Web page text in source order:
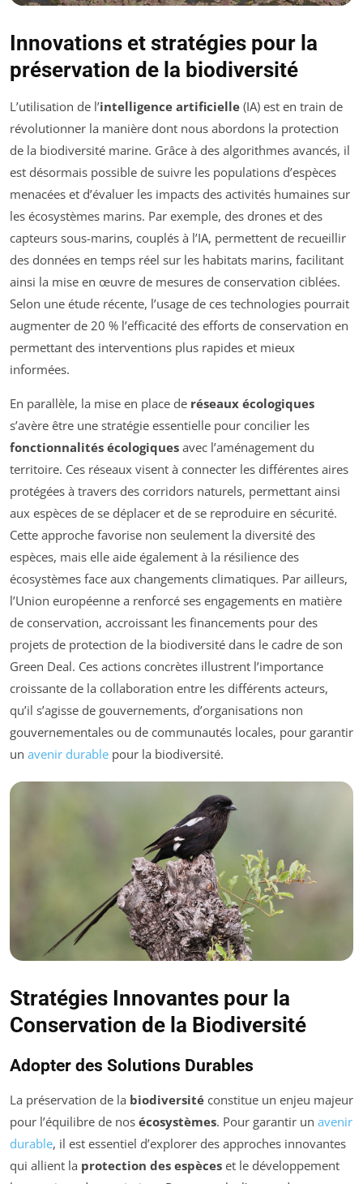
Innovations et stratégies pour la
préservation de la biodiversité
L’utilisation de l’intelligence artificielle (IA) est en train de
révolutionner la manière dont nous abordons la protection
de la biodiversité marine. Grâce à des algorithmes avancés, il
est désormais possible de suivre les populations d’espèces
menacées et d’évaluer les impacts des activités humaines sur
les écosystèmes marins. Par exemple, des drones et des
capteurs sous-marins, couplés à l’IA, permettent de recueillir
des données en temps réel sur les habitats marins, facilitant
ainsi la mise en œuvre de mesures de conservation ciblées.
Selon une étude récente, l’usage de ces technologies pourrait
augmenter de 20 % l’efficacité des efforts de conservation en
permettant des interventions plus rapides et mieux
informées.
En parallèle, la mise en place de réseaux écologiques
s’avère être une stratégie essentielle pour concilier les
fonctionnalités écologiques avec l’aménagement du
territoire. Ces réseaux visent à connecter les différentes aires
protégées à travers des corridors naturels, permettant ainsi
aux espèces de se déplacer et de se reproduire en sécurité.
Cette approche favorise non seulement la diversité des
espèces, mais elle aide également à la résilience des
écosystèmes face aux changements climatiques. Par ailleurs,
l’Union européenne a renforcé ses engagements en matière
de conservation, accroissant les financements pour des
projets de protection de la biodiversité dans le cadre de son
Green Deal. Ces actions concrètes illustrent l’importance
croissante de la collaboration entre les différents acteurs,
qu’il s’agisse de gouvernements, d’organisations non
gouvernementales ou de communautés locales, pour garantir
un avenir durable pour la biodiversité.
Stratégies Innovantes pour la
Conservation de la Biodiversité
Adopter des Solutions Durables
La préservation de la biodiversité constitue un enjeu majeur
pour l’équilibre de nos écosystèmes. Pour garantir un avenir
durable, il est essentiel d’explorer des approches innovantes
qui allient la protection des espèces et le développement